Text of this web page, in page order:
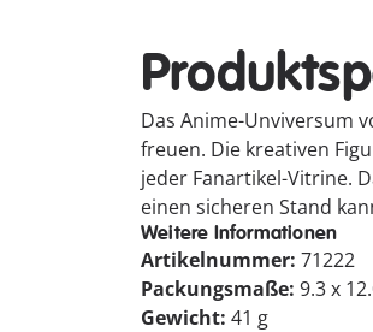
Das Anime-Unviversum
freuen. Die kreativen
jeder Fanartikel-Vitrine.
einen sicheren Stand
Weitere Informationen
Artikelnummer: 71222
Packungsmaße: 9.3 x
Gewicht: 41 g